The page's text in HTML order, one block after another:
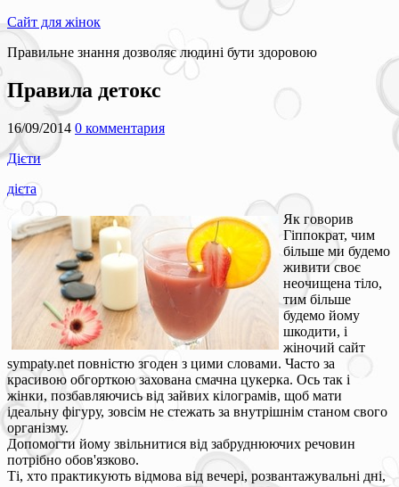
Сайт для жінок
Правильне знання дозволяє людині бути здоровою
Правила детокс
16/09/2014 0 комментария
Дієти
дієта
Як говорив
Гіппократ, чим
більше ми будемо
живити своє
неочищена тіло,
тим більше
будемо йому
шкодити, і
жіночий сайт
sympaty.net повністю згоден з цими словами. Часто за
красивою обгорткою захована смачна цукерка. Ось так і
жінки, позбавляючись від зайвих кілограмів, щоб мати
ідеальну фігуру, зовсім не стежать за внутрішнім станом свого
організму.
Допомогти йому звільнитися від забруднюючих речовин
потрібно обов'язково.
Ті, хто практикують відмова від вечері, розвантажувальні дні,